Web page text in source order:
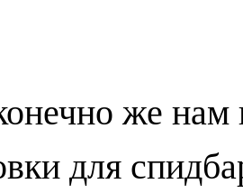
же
для